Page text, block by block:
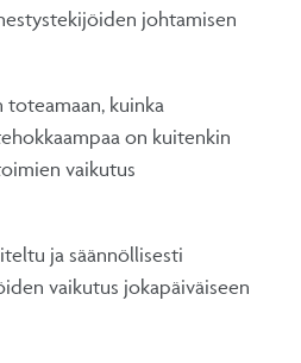
johtamisen
kuinka
on kuitenkin
vaikutus
ja säännöllisesti
vaikutus jokapäiväiseen